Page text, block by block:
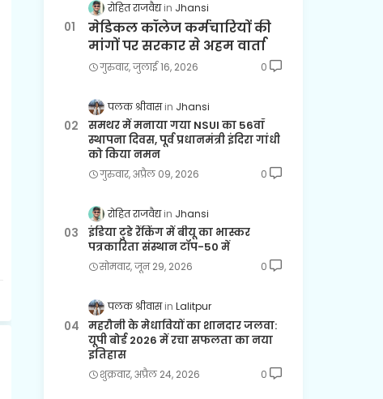
रोहित राजवैद्य Jhansi
मेडिकल कॉलेज कर्मचारियों की
मांगों पर सरकार से अहम वार्ता
गुरुवार, जुलाई 16, 2026 0
पलक श्रीवास Jhansi
समथर में मनाया गया NSUI का 56वाँ
स्थापना दिवस, पूर्व प्रधानमंत्री इंदिरा गांधी
को किया नमन
गुरुवार, अप्रैल 09, 2026 0
रोहित राजवैद्य Jhansi
इंडिया टुडे रैंकिंग में बीयू का भास्कर
पत्रकारिता संस्थान टॉप-50 में
सोमवार, जून 29, 2026 0
पलक श्रीवास Lalitpur
महरौनी के मेधावियों का शानदार जलवा:
यूपी बोर्ड 2026 में रचा सफलता का नया
इतिहास
शुक्रवार, अप्रैल 24, 2026 0